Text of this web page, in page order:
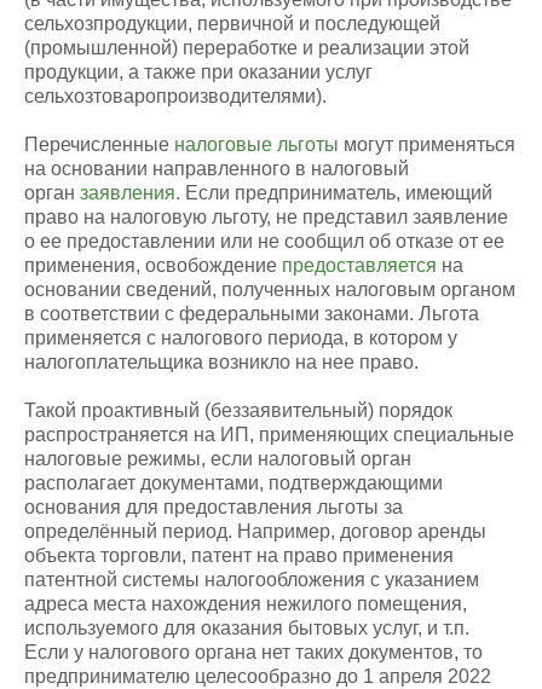
сельхозпродукции, первичной и последующей
(промышленной) переработке и реализации этой
продукции, а также при оказании услуг
сельхозтоваропроизводителями).
Перечисленные налоговые льготы могут применяться
на основании направленного в налоговый
орган заявления. Если предприниматель, имеющий
право на налоговую льготу, не представил заявление
о ее предоставлении или не сообщил об отказе от ее
применения, освобождение предоставляется на
основании сведений, полученных налоговым органом
в соответствии с федеральными законами. Льгота
применяется с налогового периода, в котором у
налогоплательщика возникло на нее право.
Такой проактивный (беззаявительный) порядок
распространяется на ИП, применяющих специальные
налоговые режимы, если налоговый орган
располагает документами, подтверждающими
основания для предоставления льготы за
определённый период. Например, договор аренды
объекта торговли, патент на право применения
патентной системы налогообложения с указанием
адреса места нахождения нежилого помещения,
используемого для оказания бытовых услуг, и т.п.
Если у налогового органа нет таких документов, то
предпринимателю целесообразно до 1 апреля 2022